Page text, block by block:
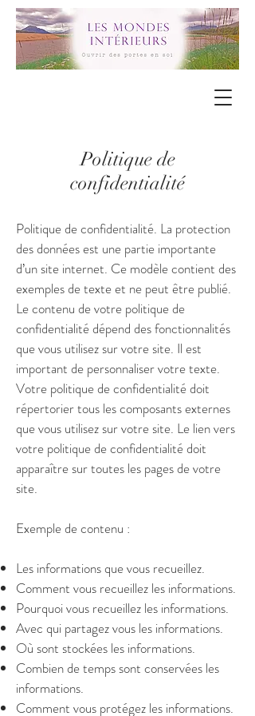
Politique de
confidentialité
Politique de confidentialité. La protection
des données est une partie importante
d’un site internet. Ce modèle contient des
exemples de texte et ne peut être publié.
Le contenu de votre politique de
confidentialité dépend des fonctionnalités
que vous utilisez sur votre site. Il est
important de personnaliser votre texte.
Votre politique de confidentialité doit
répertorier tous les composants externes
que vous utilisez sur votre site. Le lien vers
votre politique de confidentialité doit
apparaître sur toutes les pages de votre
site.
Exemple de contenu :
Les informations que vous recueillez.
Comment vous recueillez les informations.
Pourquoi vous recueillez les informations.
Avec qui partagez vous les informations.
Où sont stockées les informations.
Combien de temps sont conservées les
informations.
Comment vous protégez les informations.